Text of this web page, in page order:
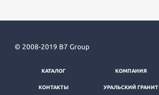
© 2008-2019 B7 Group
КАТАЛОГ КОМПАНИЯ
КОНТАКТЫ УРАЛЬСКИЙ ГРАНИТ